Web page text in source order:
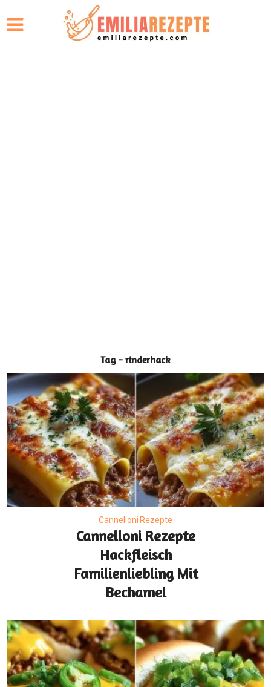
Tag - rinderhack
Cannelloni Rezepte
Cannelloni Rezepte
Hackfleisch
Familienliebling Mit
Bechamel